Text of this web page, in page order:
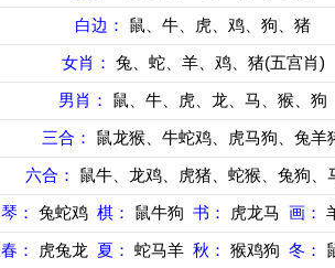
白边： 鼠、牛、虎、鸡、狗、猪
女肖： 兔、蛇、羊、鸡、猪(五宫肖)
男肖： 鼠、牛、虎、龙、马、猴、狗
三合： 鼠龙猴、牛蛇鸡、虎马狗、兔羊
六合： 鼠牛、龙鸡、虎猪、蛇猴、兔狗、
琴： 兔蛇鸡 棋： 鼠牛狗 书： 虎龙马 画：
春：
虎兔龙 夏： 蛇马羊 秋： 猴鸡狗 冬：